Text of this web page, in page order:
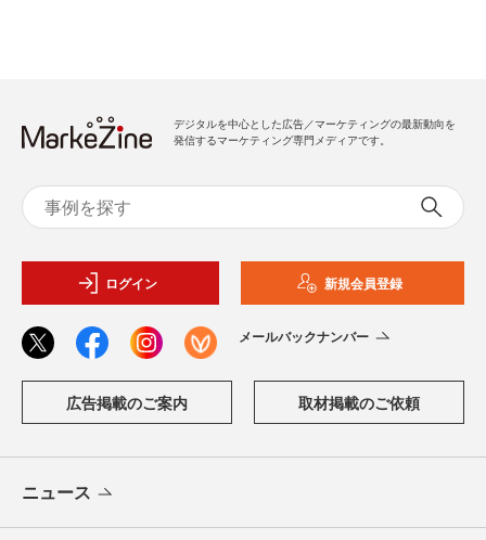
デジタルを中心とした広告／マーケティングの最新動向を
発信するマーケティング専門メディアです。
ログイン 新規会員登録
メールバックナンバー
広告掲載のご案内 取材掲載のご依頼
ニュース